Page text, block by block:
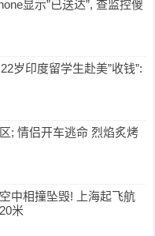
显示”已送达”, 查监控傻
岁印度留学生赴美”收钱”:
; 情侣开车逃命 烈焰炙烤
中相撞坠毁! 上海起飞航
米